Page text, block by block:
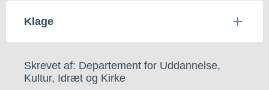
Klage
Skrevet af: Departement for Uddannelse,
Kultur, Idræt og Kirke